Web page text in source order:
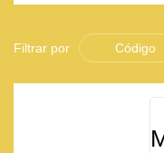
Filtrar por Código